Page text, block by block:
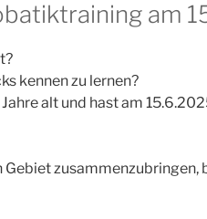
am
kennen zu lernen?
alt und hast am
zusammenzubringen,